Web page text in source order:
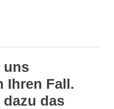
uns
Ihren Fall.
dazu das